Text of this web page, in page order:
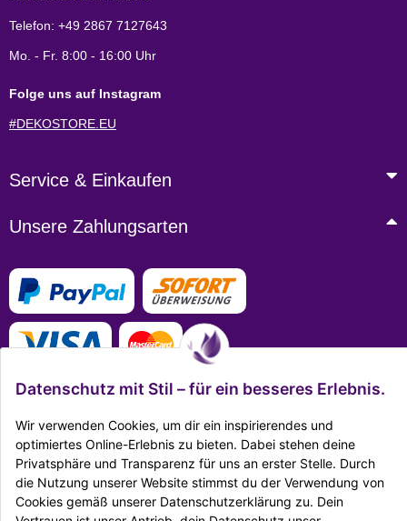
Telefon: +49 2867 7127643
Mo. - Fr. 8:00 - 16:00 Uhr
Folge uns auf Instagram
#DEKOSTORE.EU
Service & Einkaufen
Unsere Zahlungsarten
Mehr Infos zu den Zahlungsarten
Ausgezeichnet Zertifiziert
Datenschutz mit Stil – für ein besseres Erlebnis.
Wir verwenden Cookies, um dir ein inspirierendes und
optimiertes Online-Erlebnis zu bieten. Dabei stehen deine
Privatsphäre und Transparenz für uns an erster Stelle. Durch
die Nutzung unserer Website stimmst du der Verwendung von
Cookies gemäß unserer Datenschutzerklärung zu. Dein